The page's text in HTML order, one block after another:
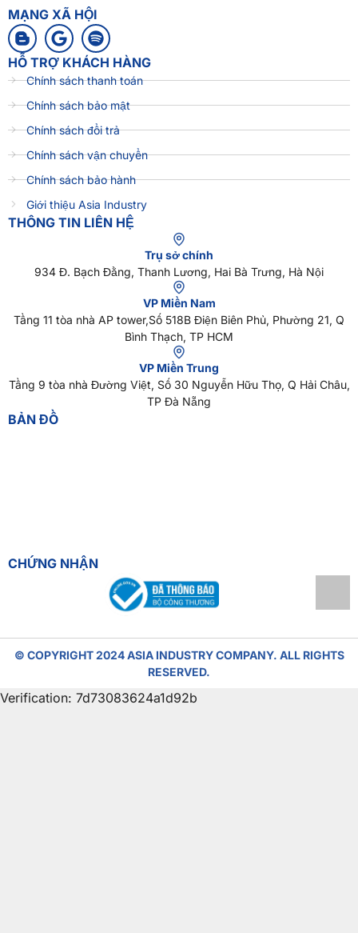
MẠNG XÃ HỘI
HỖ TRỢ KHÁCH HÀNG
Chính sách thanh toán
Chính sách bảo mật
Chính sách đổi trả
Chính sách vận chuyển
Chính sách bảo hành
Giới thiệu Asia Industry
THÔNG TIN LIÊN HỆ
Trụ sở chính
934 Đ. Bạch Đằng, Thanh Lương, Hai Bà Trưng, Hà Nội
VP Miền Nam
Tầng 11 tòa nhà AP tower,Số 518B Điện Biên Phủ, Phường 21, Q
Bình Thạch, TP HCM
VP Miền Trung
Tầng 9 tòa nhà Đường Việt, Số 30 Nguyễn Hữu Thọ, Q Hải Châu,
TP Đà Nẵng
BẢN ĐỒ
CHỨNG NHẬN
© COPYRIGHT 2024 ASIA INDUSTRY COMPANY. ALL RIGHTS
RESERVED.
Verification: 7d73083624a1d92b